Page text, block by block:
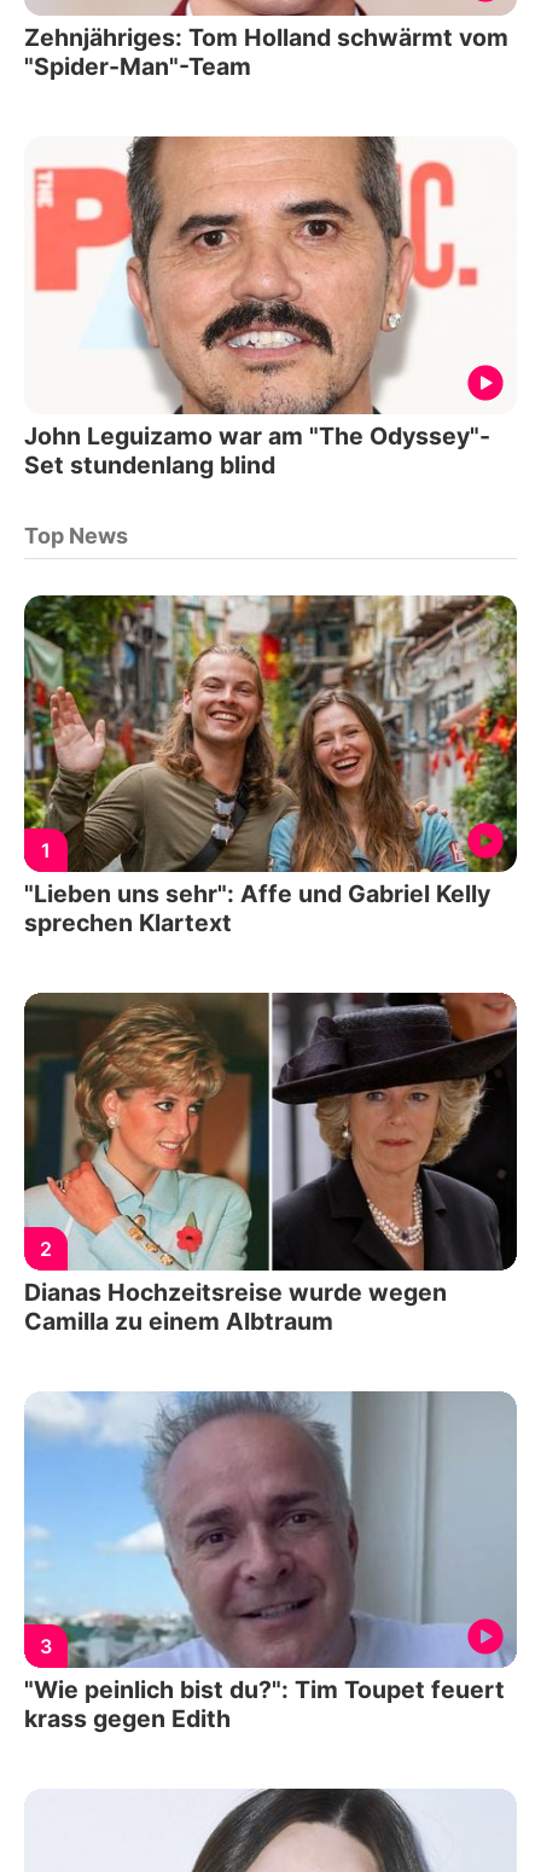
Zehnjähriges: Tom Holland schwärmt vom
"Spider-Man"-Team
John Leguizamo war am "The Odyssey"-
Set stundenlang blind
Top News
1
"Lieben uns sehr": Affe und Gabriel Kelly
sprechen Klartext
2
Dianas Hochzeitsreise wurde wegen
Camilla zu einem Albtraum
3
"Wie peinlich bist du?": Tim Toupet feuert
krass gegen Edith